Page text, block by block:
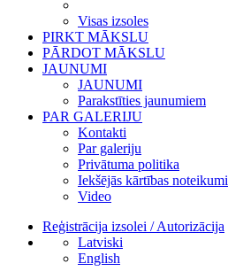
Visas izsoles
PIRKT MĀKSLU
PĀRDOT MĀKSLU
JAUNUMI
JAUNUMI
Parakstīties jaunumiem
PAR GALERIJU
Kontakti
Par galeriju
Privātuma politika
Iekšējās kārtības noteikumi
Video
Reģistrācija izsolei / Autorizācija
Latviski
English